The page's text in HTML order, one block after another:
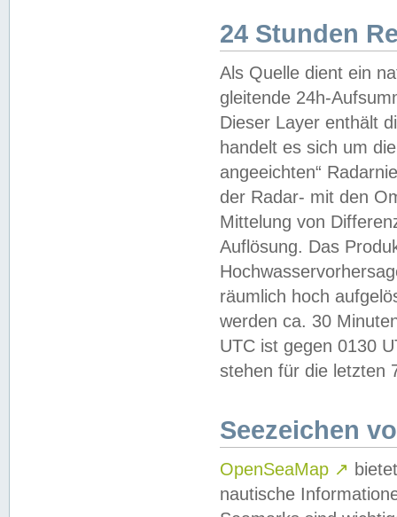
24 Stunden
Als Quelle dient ein
gleitende 24h-
Dieser Layer enthält
handelt es sich um
angeeichten“
der Radar- mit den
Mittelung von
Auflösung. Das
räumlich hoch
werden ca. 30
UTC ist gegen 0130
stehen für die letzten
Seezeichen
OpenSeaMap ↗
nautische